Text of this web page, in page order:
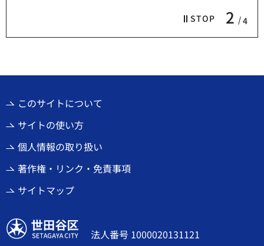
STOP 2 4
このサイトについて
サイトの使い方
個人情報の取り扱い
著作権・リンク・免責事項
サイトマップ
世田谷区
法人番号 1000020131121